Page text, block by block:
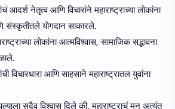
आदर्श नेतृत्व आणि विचारांने महाराष्ट्राच्या लोकांना
संस्कृतीतले योगदान साकारले.
लोकांना आत्मविश्वास, सामाजिक सद्भावना
विचारधारा आणि साहसाने महाराष्ट्रातल युवांना
सदैव विश्वास दिले की, महाराष्ट्राचं मन अत्यंत